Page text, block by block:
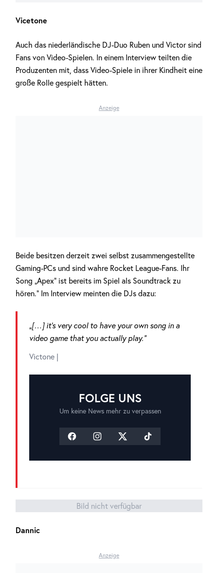
Vicetone
Auch das niederländische DJ-Duo Ruben und Victor sind
Fans von Video-Spielen. In einem Interview teilten die
Produzenten mit, dass Video-Spiele in ihrer Kindheit eine
große Rolle gespielt hätten.
Anzeige
Beide besitzen derzeit zwei selbst zusammengestellte
Gaming-PCs und sind wahre Rocket League-Fans. Ihr
Song „Apex“ ist bereits im Spiel als Soundtrack zu
hören.“ Im Interview meinten die DJs dazu:
„[…] it’s very cool to have your own song in a
video game that you actually play.“
Victone |
FOLGE UNS
Um keine News mehr zu verpassen
Bild nicht verfügbar
Dannic
Anzeige